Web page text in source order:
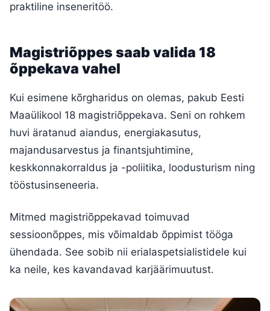
praktiline inseneritöö.
Magistriõppes saab valida 18
õppekava vahel
Kui esimene kõrgharidus on olemas, pakub Eesti
Maaülikool 18 magistriõppekava. Seni on rohkem
huvi äratanud aiandus, energiakasutus,
majandusarvestus ja finantsjuhtimine,
keskkonnakorraldus ja -poliitika, loodusturism ning
tööstusinseneeria.
Mitmed magistriõppekavad toimuvad
sessioonõppes, mis võimaldab õppimist tööga
ühendada. See sobib nii erialaspetsialistidele kui
ka neile, kes kavandavad karjäärimuutust.